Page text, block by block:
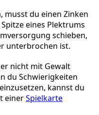
musst du einen Zinken
eines Plektrums
schieben,
unterbrochen ist.
nicht mit Gewalt
du Schwierigkeiten
kannst du
einerSpielkarte